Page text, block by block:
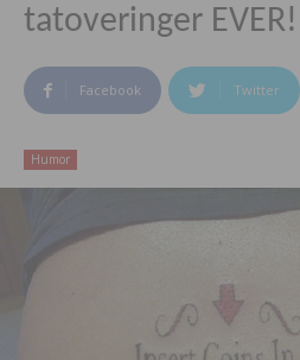
tatoveringer EVER!
Facebook Twitter
Humor